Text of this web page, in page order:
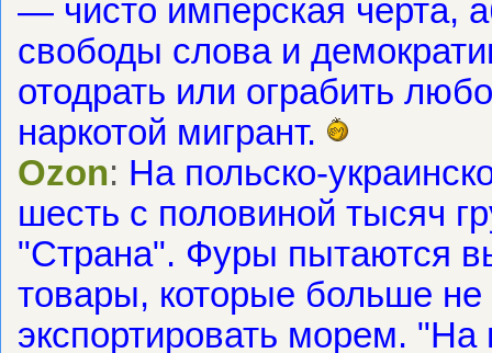
— чисто имперская черта,
свободы слова и
отодрать или ограбить
наркотой мигрант.
Ozon: На польско-
шесть с половиной тысяч
"Страна". Фуры пытаются
товары, которые больше не
экспортировать морем. "На